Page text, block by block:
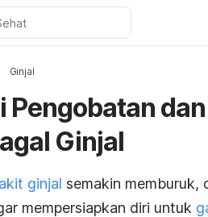
Ginjal
Pengobatan
Ginjal
ginjal semakin memburuk,
mempersiapkan diri untuk